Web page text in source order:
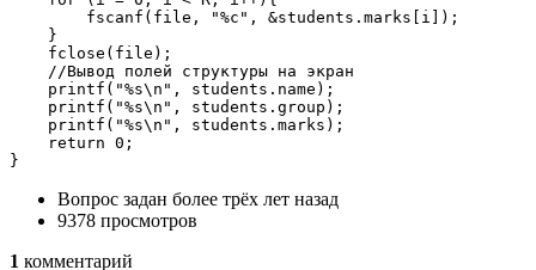
        fscanf(file, "%c", &students.marks[i]);
    }
    fclose(file);
    //Вывод полей структуры на экран
    printf("%s\n", students.name);
    printf("%s\n", students.group);
    printf("%s\n", students.marks);
    return 0;
}
Вопрос задан более трёх лет назад
9378 просмотров
1 комментарий